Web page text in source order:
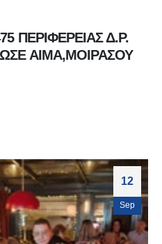
ΠΕΡΙΦΕΡΕΙΑΣ Δ.Ρ.
ΑΙΜΑ,ΜΟΙΡΑΣΟΥ
12
Sep